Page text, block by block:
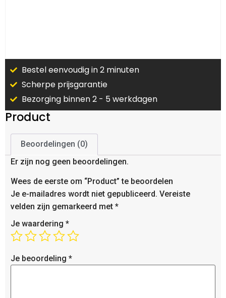
Bestel eenvoudig in 2 minuten
Scherpe prijsgarantie
Bezorging binnen 2 - 5 werkdagen
Product
Beoordelingen (0)
Er zijn nog geen beoordelingen.
Wees de eerste om “Product” te beoordelen
Je e-mailadres wordt niet gepubliceerd. Vereiste
velden zijn gemarkeerd met *
Je waardering *
Je beoordeling *